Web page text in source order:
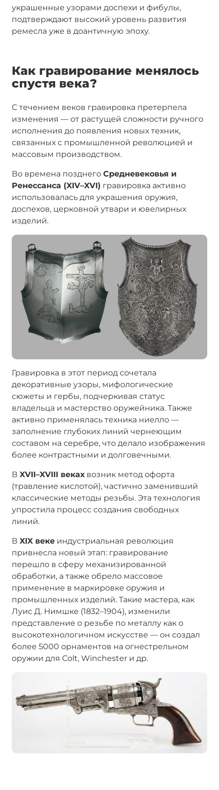
украшенные узорами доспехи и фибулы,
подтверждают высокий уровень развития
ремесла уже в доантичную эпоху.
Как гравирование менялось
спустя века?
С течением веков гравировка претерпела
изменения — от растущей сложности ручного
исполнения до появления новых техник,
связанных с промышленной революцией и
массовым производством.
Во времена позднего Средневековья и
Ренессанса (XIV–XVI) гравировка активно
использовалась для украшения оружия,
доспехов, церковной утвари и ювелирных
изделий.
Гравировка в этот период сочетала
декоративные узоры, мифологические
сюжеты и гербы, подчеркивая статус
владельца и мастерство оружейника. Также
активно применялась техника ниелло —
заполнение глубоких линий чернеющим
составом на серебре, что делало изображения
более контрастными и долговечными.
В XVII–XVIII веках возник метод офорта
(травление кислотой), частично заменивший
классические методы резьбы. Эта технология
упростила процесс создания свободных
линий.
В XIX веке индустриальная революция
привнесла новый этап: гравирование
перешло в сферу механизированной
обработки, а также обрело массовое
применение в маркировке оружия и
промышленных изделий. Такие мастера, как
Луис Д. Нимшке (1832–1904), изменили
представление о резьбе по металлу как о
высокотехнологичном искусстве — он создал
более 5000 орнаментов на огнестрельном
оружии для Colt, Winchester и др.